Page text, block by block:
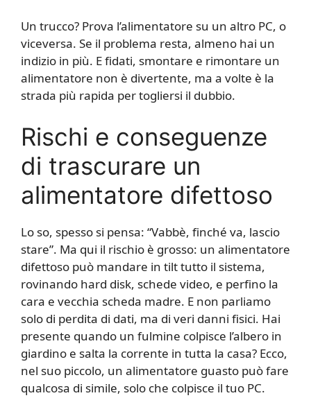
Un trucco? Prova l’alimentatore su un altro PC, o
viceversa. Se il problema resta, almeno hai un
indizio in più. E fidati, smontare e rimontare un
alimentatore non è divertente, ma a volte è la
strada più rapida per togliersi il dubbio.
Rischi e conseguenze
di trascurare un
alimentatore difettoso
Lo so, spesso si pensa: “Vabbè, finché va, lascio
stare”. Ma qui il rischio è grosso: un alimentatore
difettoso può mandare in tilt tutto il sistema,
rovinando hard disk, schede video, e perfino la
cara e vecchia scheda madre. E non parliamo
solo di perdita di dati, ma di veri danni fisici. Hai
presente quando un fulmine colpisce l’albero in
giardino e salta la corrente in tutta la casa? Ecco,
nel suo piccolo, un alimentatore guasto può fare
qualcosa di simile, solo che colpisce il tuo PC.